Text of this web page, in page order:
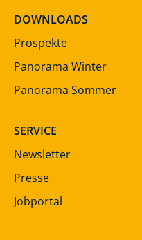
DOWNLOADS
Prospekte
Panorama Winter
Panorama Sommer
SERVICE
Newsletter
Presse
Jobportal